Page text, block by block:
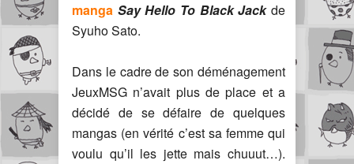
manga Say Hello To Black Jackde
Syuho Sato.
Dans le cadre de son déménagement
JeuxMSG n’avait plus de place et a
décidé de se défaire de quelques
mangas (en vérité c’est sa femme qui
voulu qu’il les jette mais chuuut…).